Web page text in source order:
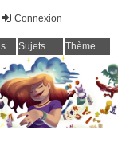
Connexion
Sujets sans réponse Sujets actifs Thème clair / foncé